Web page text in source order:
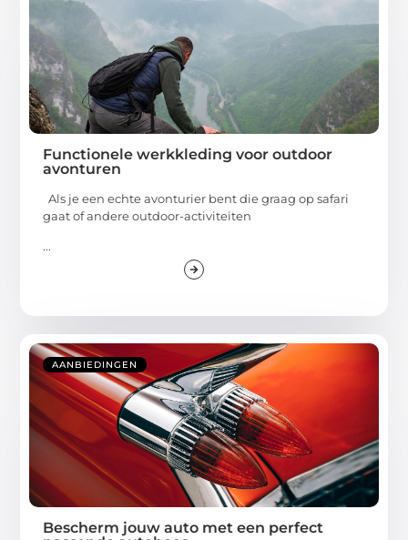
Functionele werkkleding voor outdoor
avonturen
Als je een echte avonturier bent die graag op safari
gaat of andere outdoor-activiteiten
...
AANBIEDINGEN
Bescherm jouw auto met een perfect